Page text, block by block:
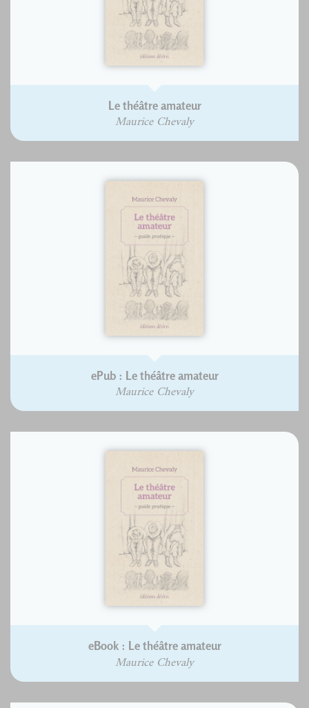
Le théâtre amateur
Maurice Chevaly
ePub : Le théâtre amateur
Maurice Chevaly
eBook : Le théâtre amateur
Maurice Chevaly